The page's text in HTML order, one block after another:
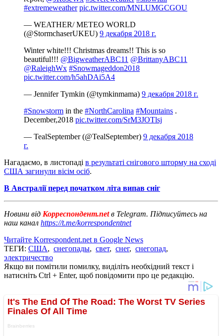
#extremeweather pic.twitter.com/MNLUMGCGOU
— WEATHER/ METEO WORLD
(@StormchaserUKEU) 9 декабря 2018 г.
Winter white!!! Christmas dreams!! This is so
beautiful!!! @BigweatherABC11 @BrittanyABC11
@RaleighWx #Snowmageddon2018
pic.twitter.com/h5ahDAi5A4
— Jennifer Tymkin (@tymkinmama) 9 декабря 2018 г.
#Snowstorm in the #NorthCarolina #Mountains .
December,2018 pic.twitter.com/SrM3JOTlsj
— TealSeptember (@TealSeptember) 9 декабря 2018
г.
Нагадаємо, в листопаді в результаті снігового шторму на сході
США загинули вісім осіб.
В Австралії перед початком літа випав сніг
Новини від Корреспондент.netв Telegram. Підписуйтесь на
наш канал https://t.me/korrespondentnet
Читайте Korrespondent.net в Google News
ТЕГИ: США, снегопады, свет, снег, снегопад,
электричество
Якщо ви помітили помилку, виділіть необхідний текст і
натисніть Ctrl + Enter, щоб повідомити про це редакцію.